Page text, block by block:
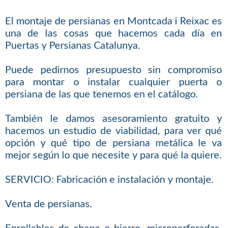
El montaje de persianas en Montcada i Reixac es
una de las cosas que hacemos cada día en
Puertas y Persianas Catalunya.
Puede pedirnos presupuesto sin compromiso
para montar o instalar cualquier puerta o
persiana de las que tenemos en el catálogo.
También le damos asesoramiento gratuito y
hacemos un estudio de viabilidad, para ver qué
opción y qué tipo de persiana metálica le va
mejor según lo que necesite y para qué la quiere.
SERVICIO: Fabricación e instalación y montaje.
Venta de persianas.